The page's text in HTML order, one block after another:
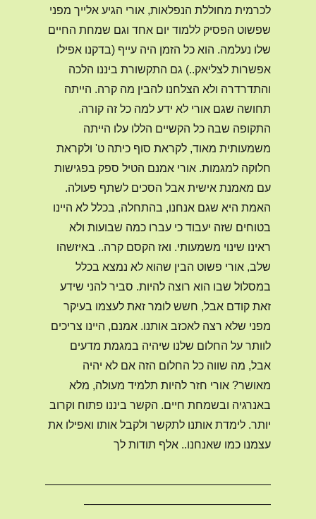
לכרמית מחוללת הנפלאות, אורי הגיע אלייך מפני
שפשוט הפסיק ללמוד יום אחד וגם שמחת החיים
שלו נעלמה. הוא כל הזמן היה עייף (בדקנו אפילו
אפשרות לצליאק..) גם התקשורת ביננו הלכה
והתדרדרה ולא הצלחנו להבין מה קרה. הייתה
תחושה שגם אורי לא ידע למה כל זה קורה.
התקופה שבה כל הקשיים הללו עלו הייתה
משמעותית מאוד, לקראת סוף כיתה ט' ולקראת
חלוקה למגמות. אורי אמנם הטיל ספק בפגישות
עם מאמנת אישית אבל הסכים לשתף פעולה.
האמת היא שגם אנחנו, בהתחלה, בכלל לא היינו
בטוחים שזה יעבוד כי עברו כמה שבועות ולא
ראינו שינוי משמעותי. ואז הקסם קרה.. באיזשהו
שלב, אורי פשוט הבין שהוא לא נמצא בכלל
במסלול שבו הוא רוצה להיות. סביר להני שידע
זאת קודם אבל, חשש לומר זאת לעצמו בעיקר
מפני שלא רצה לאכזב אותנו. אמנם, היינו צריכים
לוותר על החלום שלנו שיהיה במגמת מדעים
אבל, מה שווה כל החלום הזה אם לא יהיה
מאושר? אורי חזר להיות תלמיד מעולה, מלא
באנרגיה ובשמחת חיים. הקשר ביננו פתוח וקרוב
יותר. לימדת אותנו לתקשר ולקבל אותו ואפילו את
עצמנו כמו שאנחנו.. אלף תודות לך
————————————————————
————————————————–